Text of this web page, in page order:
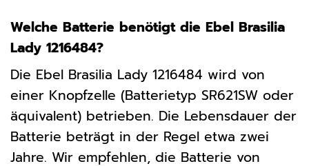
Welche Batterie benötigt die Ebel Brasilia
Lady 1216484?
Die Ebel Brasilia Lady 1216484 wird von
einer Knopfzelle (Batterietyp SR621SW oder
äquivalent) betrieben. Die Lebensdauer der
Batterie beträgt in der Regel etwa zwei
Jahre. Wir empfehlen, die Batterie von